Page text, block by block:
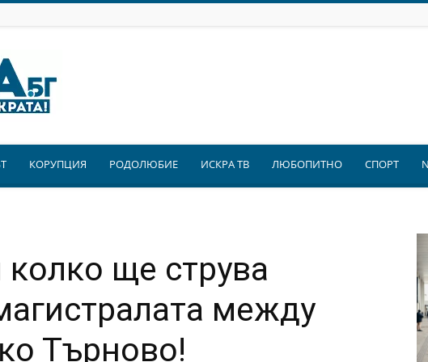
КОРУПЦИЯ РОДОЛЮБИЕ ИСКРА ТВ ЛЮБОПИТНО СПОРТ
ще струва
между
Търново!